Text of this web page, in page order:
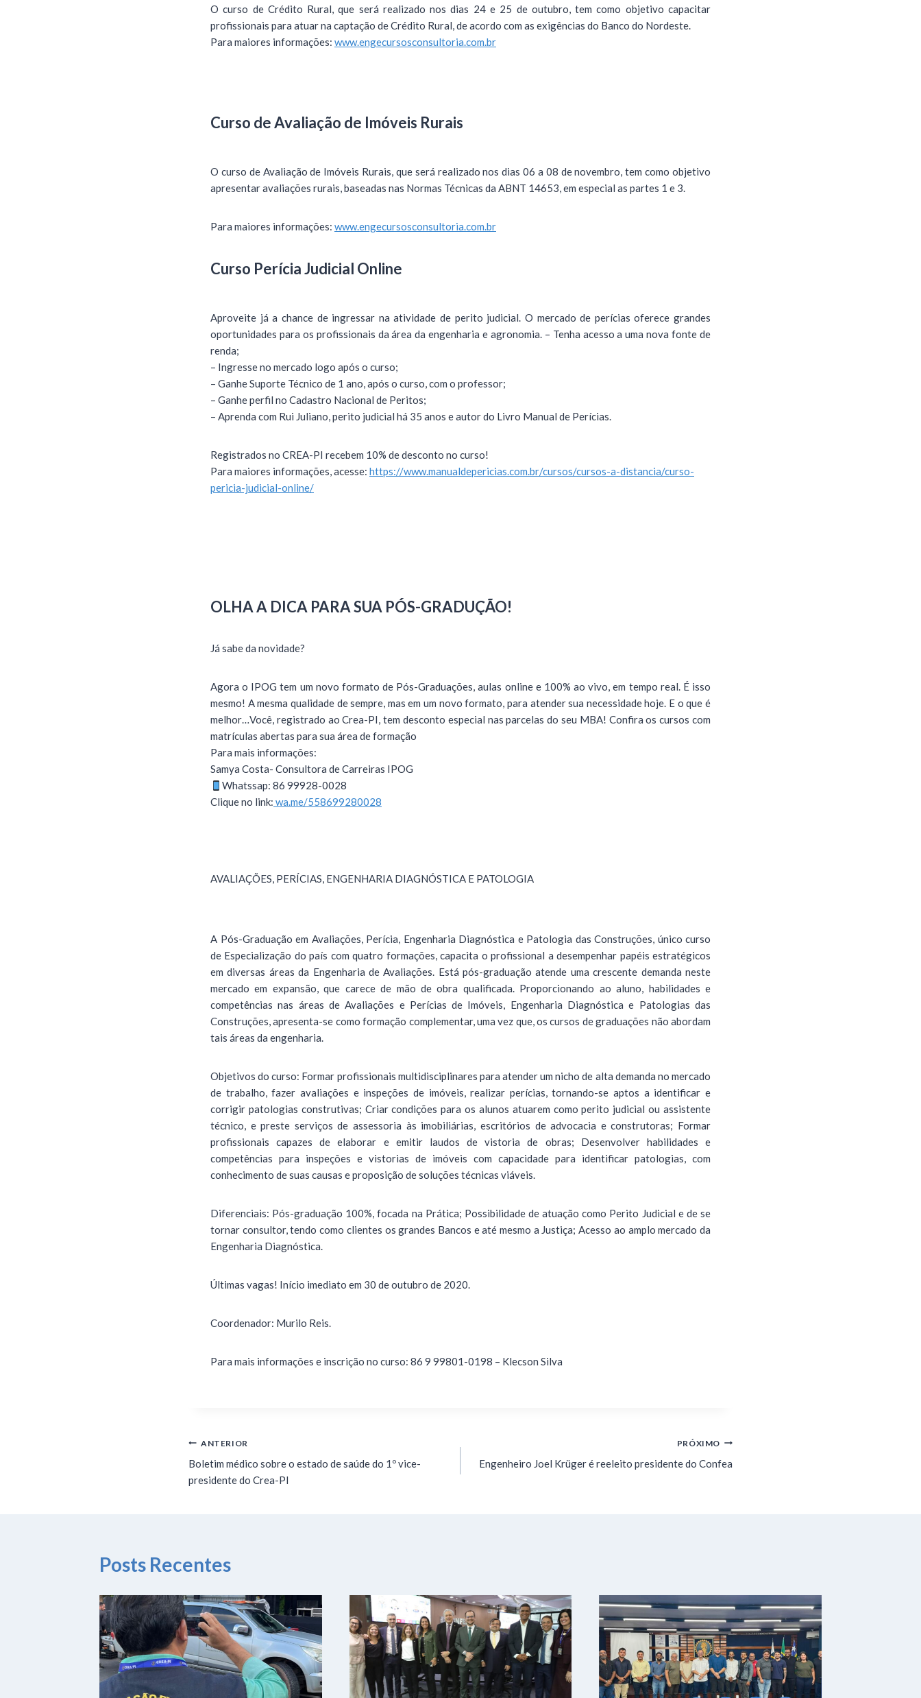
O curso de Crédito Rural, que será realizado nos dias 24 e 25 de outubro, tem como objetivo capacitar
profissionais para atuar na captação de Crédito Rural, de acordo com as exigências do Banco do Nordeste.
Para maiores informações: www.engecursosconsultoria.com.br
Curso de Avaliação de Imóveis Rurais
O curso de Avaliação de Imóveis Rurais, que será realizado nos dias 06 a 08 de novembro, tem como objetivo
apresentar avaliações rurais, baseadas nas Normas Técnicas da ABNT 14653, em especial as partes 1 e 3.
Para maiores informações: www.engecursosconsultoria.com.br
Curso Perícia Judicial Online
Aproveite já a chance de ingressar na atividade de perito judicial. O mercado de perícias oferece grandes
oportunidades para os profissionais da área da engenharia e agronomia. – Tenha acesso a uma nova fonte de
renda;
– Ingresse no mercado logo após o curso;
– Ganhe Suporte Técnico de 1 ano, após o curso, com o professor;
– Ganhe perfil no Cadastro Nacional de Peritos;
– Aprenda com Rui Juliano, perito judicial há 35 anos e autor do Livro Manual de Perícias.
Registrados no CREA-PI recebem 10% de desconto no curso!
Para maiores informações, acesse: https://www.manualdepericias.com.br/cursos/cursos-a-distancia/curso-
pericia-judicial-online/
OLHA A DICA PARA SUA PÓS-GRADUÇÃO!
Já sabe da novidade?
Agora o IPOG tem um novo formato de Pós-Graduações, aulas online e 100% ao vivo, em tempo real. É isso
mesmo! A mesma qualidade de sempre, mas em um novo formato, para atender sua necessidade hoje. E o que é
melhor…Você, registrado ao Crea-PI, tem desconto especial nas parcelas do seu MBA! Confira os cursos com
matrículas abertas para sua área de formação
Para mais informações:
Samya Costa- Consultora de Carreiras IPOG
Whatssap: 86 99928-0028
Clique no link: wa.me/558699280028
AVALIAÇÕES, PERÍCIAS, ENGENHARIA DIAGNÓSTICA E PATOLOGIA
A Pós-Graduação em Avaliações, Perícia, Engenharia Diagnóstica e Patologia das Construções, único curso
de Especialização do país com quatro formações, capacita o profissional a desempenhar papéis estratégicos
em diversas áreas da Engenharia de Avaliações. Está pós-graduação atende uma crescente demanda neste
mercado em expansão, que carece de mão de obra qualificada. Proporcionando ao aluno, habilidades e
competências nas áreas de Avaliações e Perícias de Imóveis, Engenharia Diagnóstica e Patologias das
Construções, apresenta-se como formação complementar, uma vez que, os cursos de graduações não abordam
tais áreas da engenharia.
Objetivos do curso: Formar profissionais multidisciplinares para atender um nicho de alta demanda no mercado
de trabalho, fazer avaliações e inspeções de imóveis, realizar perícias, tornando-se aptos a identificar e
corrigir patologias construtivas; Criar condições para os alunos atuarem como perito judicial ou assistente
técnico, e preste serviços de assessoria às imobiliárias, escritórios de advocacia e construtoras; Formar
profissionais capazes de elaborar e emitir laudos de vistoria de obras; Desenvolver habilidades e
competências para inspeções e vistorias de imóveis com capacidade para identificar patologias, com
conhecimento de suas causas e proposição de soluções técnicas viáveis.
Diferenciais: Pós-graduação 100%, focada na Prática; Possibilidade de atuação como Perito Judicial e de se
tornar consultor, tendo como clientes os grandes Bancos e até mesmo a Justiça; Acesso ao amplo mercado da
Engenharia Diagnóstica.
Últimas vagas! Início imediato em 30 de outubro de 2020.
Coordenador: Murilo Reis.
Para mais informações e inscrição no curso: 86 9 99801-0198 – Klecson Silva
ANTERIOR
Boletim médico sobre o estado de saúde do 1º vice-
presidente do Crea-PI
PRÓXIMO
Engenheiro Joel Krüger é reeleito presidente do Confea
Posts Recentes